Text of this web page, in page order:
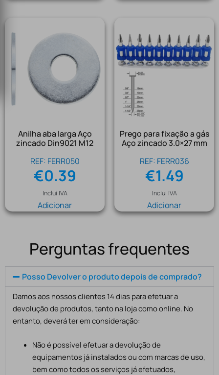
Anilha aba larga Aço
zincado Din9021 M12
REF: FERR050
€0.39
Inclui IVA
Adicionar
Prego para fixação a gás
Aço zincado 3.0×27 mm
REF: FERR036
€1.49
Inclui IVA
Adicionar
Perguntas frequentes
Posso Devolver o produto depois de comprado?
Damos aos nossos clientes 14 dias para efetuar a
devolução de produtos, tanto na loja como online. No
entanto, deverá ter em consideração:
Não é possível efetuar a devolução de
equipamentos já instalados ou com marcas de uso,
bem como todos os serviços já efetuados,